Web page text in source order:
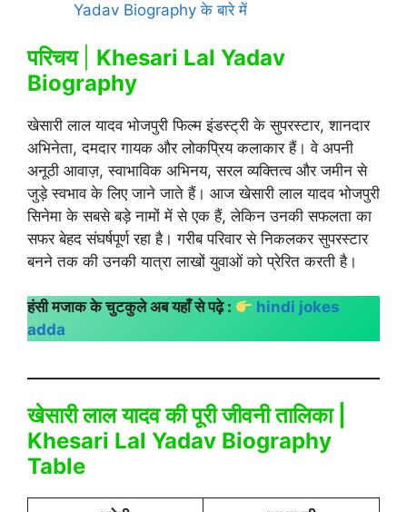
Yadav Biography के बारे में
परिचय
Khesari Lal Yadav
Biography
खेसारी लाल यादव भोजपुरी फिल्म इंडस्ट्री के सुपरस्टार, शानदार
अभिनेता, दमदार गायक और लोकप्रिय कलाकार हैं। वे अपनी
अनूठी आवाज़, स्वाभाविक अभिनय, सरल व्यक्तित्व और जमीन से
जुड़े स्वभाव के लिए जाने जाते हैं। आज खेसारी लाल यादव भोजपुरी
सिनेमा के सबसे बड़े नामों में से एक हैं, लेकिन उनकी सफलता का
सफर बेहद संघर्षपूर्ण रहा है। गरीब परिवार से निकलकर सुपरस्टार
बनने तक की उनकी यात्रा लाखों युवाओं को प्रेरित करती है।
हंसी मजाक के चुटकुले अब यहाँ से पढ़े :
hindi jokes
adda
खेसारी लाल यादव की पूरी जीवनी तालिका |
Khesari Lal Yadav Biography
Table